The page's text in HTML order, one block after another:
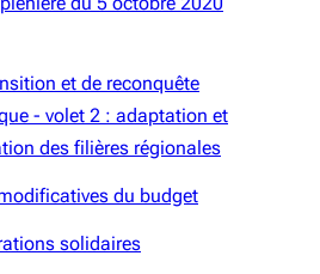
et de reconquête
- volet 2 : adaptation et
des filières régionales
du budget
solidaires